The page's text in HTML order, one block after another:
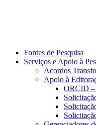
Fontes de Pesquisa
Serviços e Apoio à
Acordos
Apoio à
ORCID –